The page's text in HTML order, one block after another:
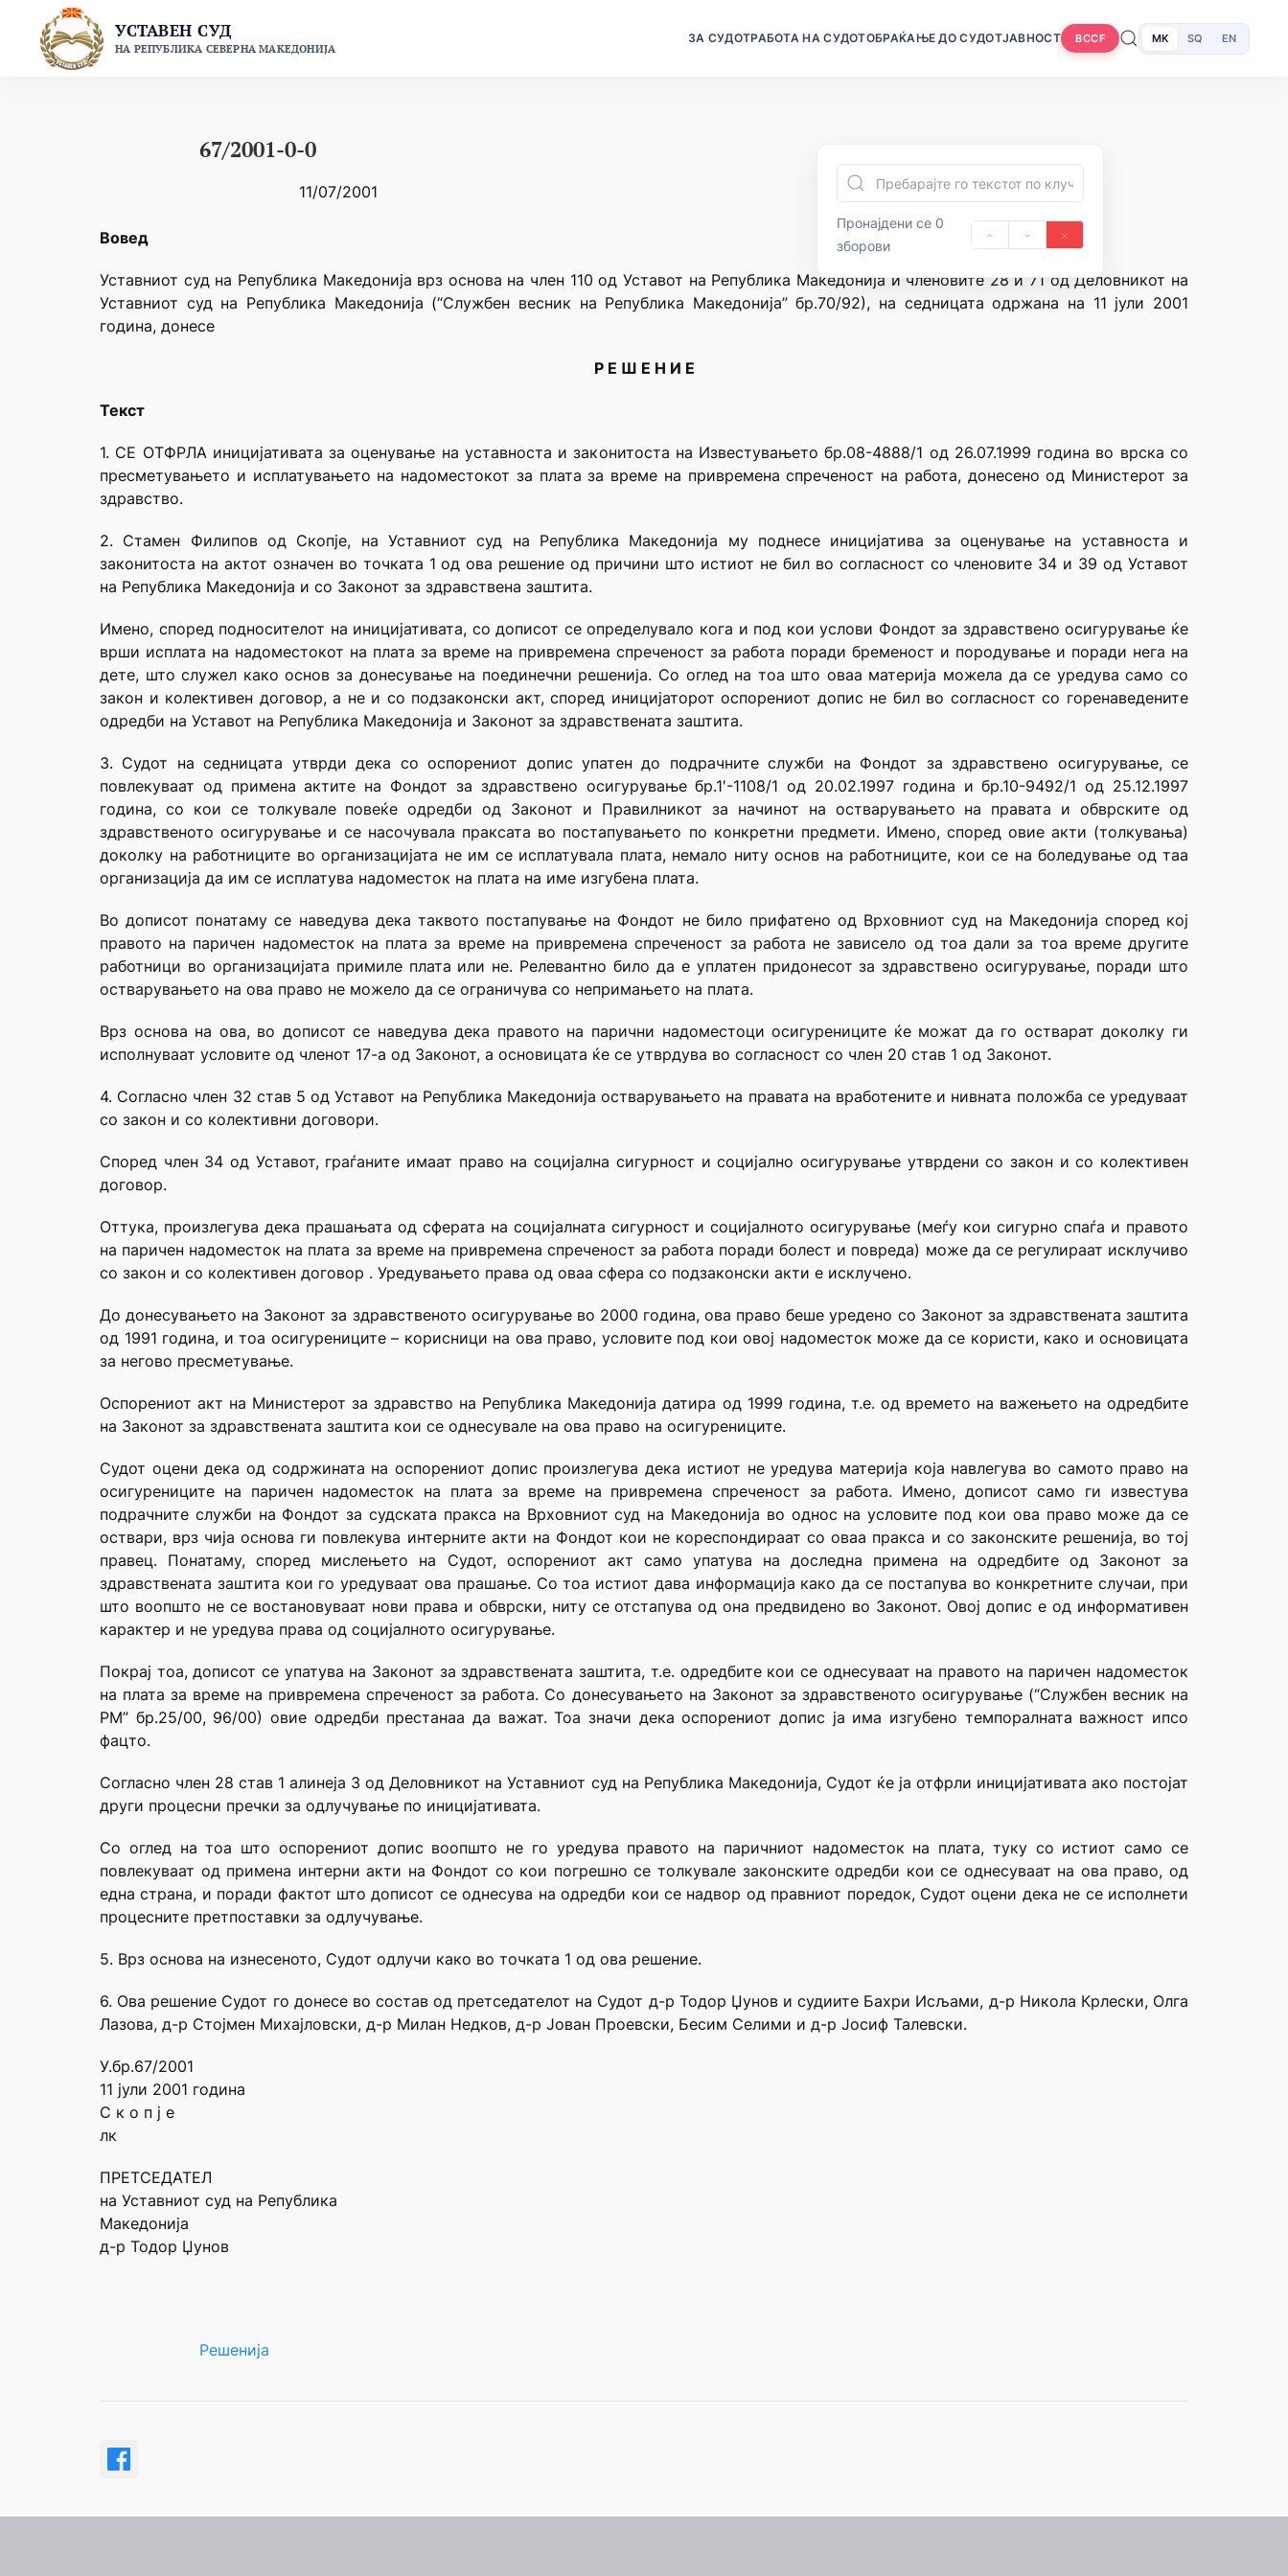
content
УСТАВЕН СУД
НА РЕПУБЛИКА СЕВЕРНА МАКЕДОНИЈА
ЗА СУДОТРАБОТА НА СУДОТОБРАЌАЊЕ ДО СУДОТЈАВНОСТ BCCF MK SQ EN
67/2001-0-0
11/07/2001
Пронајдени се 0
зборови
Вовед
Уставниот суд на Република Македонија врз основа на член 110 од Уставот на Република Македонија и членовите 28 и 71 од Деловникот на
Уставниот суд на Република Македонија (“Службен весник на Република Македонија” бр.70/92), на седницата одржана на 11 јули 2001
година, донесе
Р Е Ш Е Н И Е
Текст
1. СЕ ОТФРЛА иницијативата за оценување на уставноста и законитоста на Известувањето бр.08-4888/1 од 26.07.1999 година во врска со
пресметувањето и исплатувањето на надоместокот за плата за време на привремена спреченост на работа, донесено од Министерот за
здравство.
2. Стамен Филипов од Скопје, на Уставниот суд на Република Македонија му поднесе иницијатива за оценување на уставноста и
законитоста на актот означен во точката 1 од ова решение од причини што истиот не бил во согласност со членовите 34 и 39 од Уставот
на Република Македонија и со Законот за здравствена заштита.
Имено, според подносителот на иницијативата, со дописот се определувало кога и под кои услови Фондот за здравствено осигурување ќе
врши исплата на надоместокот на плата за време на привремена спреченост за работа поради бременост и породување и поради нега на
дете, што служел како основ за донесување на поединечни решенија. Со оглед на тоа што оваа материја можела да се уредува само со
закон и колективен договор, а не и со подзаконски акт, според иницијаторот оспорениот допис не бил во согласност со горенаведените
одредби на Уставот на Република Македонија и Законот за здравствената заштита.
3. Судот на седницата утврди дека со оспорениот допис упатен до подрачните служби на Фондот за здравствено осигурување, се
повлекуваат од примена актите на Фондот за здравствено осигурување бр.1′-1108/1 од 20.02.1997 година и бр.10-9492/1 од 25.12.1997
година, со кои се толкувале повеќе одредби од Законот и Правилникот за начинот на остварувањето на правата и обврските од
здравственото осигурување и се насочувала праксата во постапувањето по конкретни предмети. Имено, според овие акти (толкувања)
доколку на работниците во организацијата не им се исплатувала плата, немало ниту основ на работниците, кои се на боледување од таа
организација да им се исплатува надоместок на плата на име изгубена плата.
Во дописот понатаму се наведува дека таквото постапување на Фондот не било прифатено од Врховниот суд на Македонија според кој
правото на паричен надоместок на плата за време на привремена спреченост за работа не зависело од тоа дали за тоа време другите
работници во организацијата примиле плата или не. Релевантно било да е уплатен придонесот за здравствено осигурување, поради што
остварувањето на ова право не можело да се ограничува со непримањето на плата.
Врз основа на ова, во дописот се наведува дека правото на парични надоместоци осигурениците ќе можат да го остварат доколку ги
исполнуваат условите од членот 17-а од Законот, а основицата ќе се утврдува во согласност со член 20 став 1 од Законот.
4. Согласно член 32 став 5 од Уставот на Република Македонија остварувањето на правата на вработените и нивната положба се уредуваат
со закон и со колективни договори.
Според член 34 од Уставот, граѓаните имаат право на социјална сигурност и социјално осигурување утврдени со закон и со колективен
договор.
Оттука, произлегува дека прашањата од сферата на социјалната сигурност и социјалното осигурување (меѓу кои сигурно спаѓа и правото
на паричен надоместок на плата за време на привремена спреченост за работа поради болест и повреда) може да се регулираат исклучиво
со закон и со колективен договор . Уредувањето права од оваа сфера со подзаконски акти е исклучено.
До донесувањето на Законот за здравственото осигурување во 2000 година, ова право беше уредено со Законот за здравствената заштита
од 1991 година, и тоа осигурениците – корисници на ова право, условите под кои овој надоместок може да се користи, како и основицата
за негово пресметување.
Оспорениот акт на Министерот за здравство на Република Македонија датира од 1999 година, т.е. од времето на важењето на одредбите
на Законот за здравствената заштита кои се однесувале на ова право на осигурениците.
Судот оцени дека од содржината на оспорениот допис произлегува дека истиот не уредува материја која навлегува во самото право на
осигурениците на паричен надоместок на плата за време на привремена спреченост за работа. Имено, дописот само ги известува
подрачните служби на Фондот за судската пракса на Врховниот суд на Македонија во однос на условите под кои ова право може да се
оствари, врз чија основа ги повлекува интерните акти на Фондот кои не кореспондираат со оваа пракса и со законските решенија, во тој
правец. Понатаму, според мислењето на Судот, оспорениот акт само упатува на доследна примена на одредбите од Законот за
здравствената заштита кои го уредуваат ова прашање. Со тоа истиот дава информација како да се постапува во конкретните случаи, при
што воопшто не се востановуваат нови права и обврски, ниту се отстапува од она предвидено во Законот. Овој допис е од информативен
карактер и не уредува права од социјалното осигурување.
Покрај тоа, дописот се упатува на Законот за здравствената заштита, т.е. одредбите кои се однесуваат на правото на паричен надоместок
на плата за време на привремена спреченост за работа. Со донесувањето на Законот за здравственото осигурување (“Службен весник на
РМ” бр.25/00, 96/00) овие одредби престанаа да важат. Тоа значи дека оспорениот допис ја има изгубено темпоралната важност ипсо
фацто.
Согласно член 28 став 1 алинеја 3 од Деловникот на Уставниот суд на Република Македонија, Судот ќе ја отфрли иницијативата ако постојат
други процесни пречки за одлучување по иницијативата.
Со оглед на тоа што оспорениот допис воопшто не го уредува правото на паричниот надоместок на плата, туку со истиот само се
повлекуваат од примена интерни акти на Фондот со кои погрешно се толкувале законските одредби кои се однесуваат на ова право, од
една страна, и поради фактот што дописот се однесува на одредби кои се надвор од правниот поредок, Судот оцени дека не се исполнети
процесните претпоставки за одлучување.
5. Врз основа на изнесеното, Судот одлучи како во точката 1 од ова решение.
6. Ова решение Судот го донесе во состав од претседателот на Судот д-р Тодор Џунов и судиите Бахри Исљами, д-р Никола Крлески, Олга
Лазова, д-р Стојмен Михајловски, д-р Милан Недков, д-р Јован Проевски, Бесим Селими и д-р Јосиф Талевски.
У.бр.67/2001
11 јули 2001 година
С к о п ј е
лк
ПРЕТСЕДАТЕЛ
на Уставниот суд на Република
Македонија
д-р Тодор Џунов
Решенија